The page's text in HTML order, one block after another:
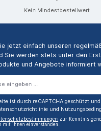
Kein Mindestbestellwert
jetzt einfach unseren
Sie werden stets unter den
und Angebote informiert
ist durch reCAPTCHA geschützt
und
zur Kenntnis
mit ihnen einverstanden.